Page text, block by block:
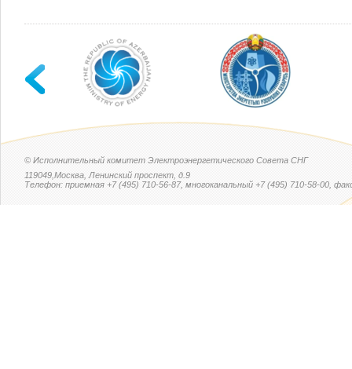
© Исполнительный комитет Электроэнергетического Совета СНГ
119049,Москва, Ленинский проспект, д.9
Телефон: приемная +7 (495) 710-56-87, многоканальный +7 (495) 710-58-00,